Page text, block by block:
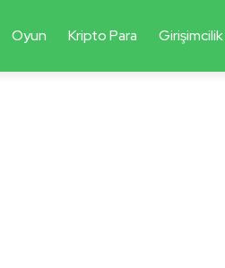
Oyun Kripto Para Girişimcilik